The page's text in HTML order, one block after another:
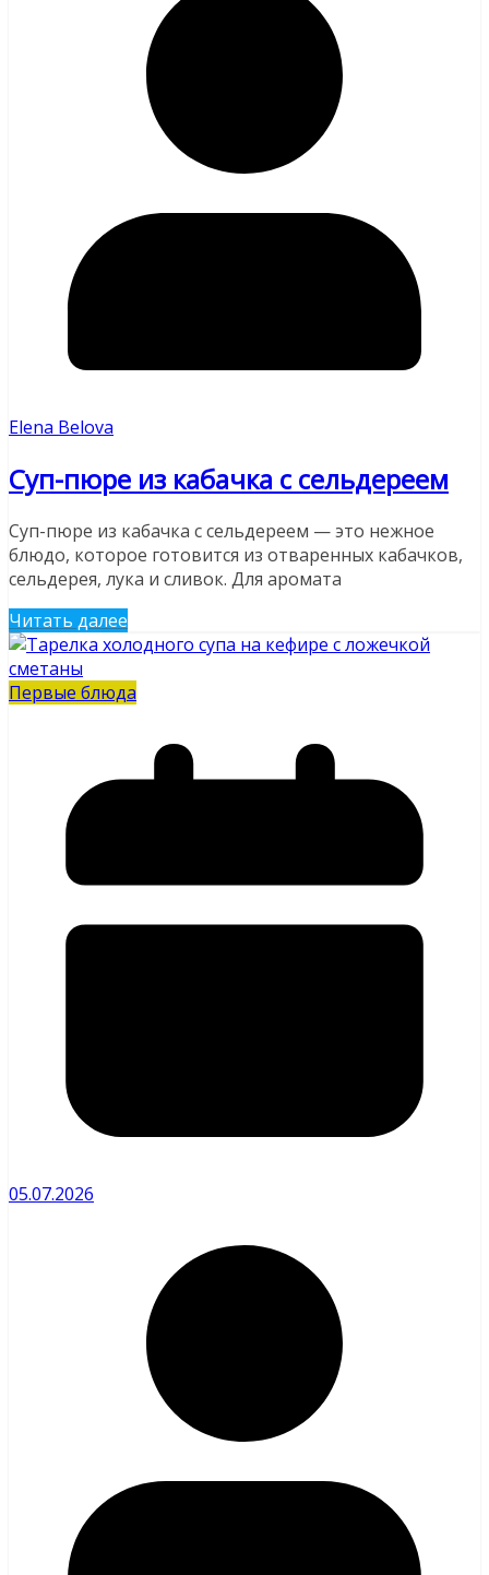
Elena Belova
Суп-пюре из кабачка с сельдереем
Суп-пюре из кабачка с сельдереем — это нежное
блюдо, которое готовится из отваренных кабачков,
сельдерея, лука и сливок. Для аромата
Читать далее
Первые блюда
05.07.2026